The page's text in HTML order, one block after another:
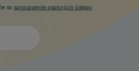
so spracovaním osobných údajov